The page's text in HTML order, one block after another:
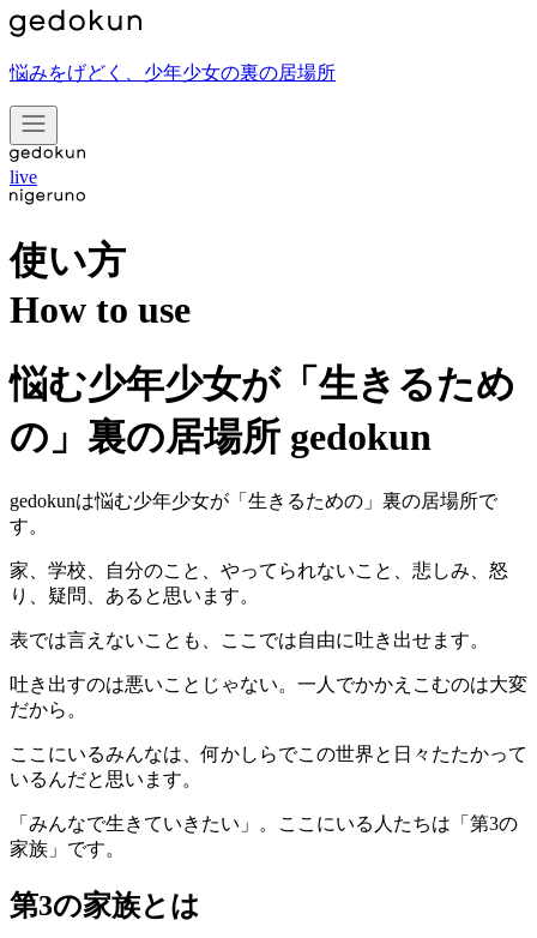
悩みをげどく、少年少女の裏の居場所
live
使い方
How to use
悩む少年少女が「生きるため
の」裏の居場所 gedokun
gedokunは悩む少年少女が「生きるための」裏の居場所で
す。
家、学校、自分のこと、やってられないこと、悲しみ、怒
り、疑問、あると思います。
表では言えないことも、ここでは自由に吐き出せます。
吐き出すのは悪いことじゃない。一人でかかえこむのは大変
だから。
ここにいるみんなは、何かしらでこの世界と日々たたかって
いるんだと思います。
「みんなで生きていきたい」。ここにいる人たちは「第3の
家族」です。
第3の家族とは